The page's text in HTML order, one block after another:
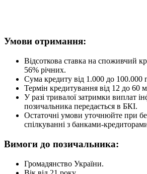
Умови отримання:
Відсоткова ставка на споживчий
56% річних.
Сума кредиту від 1.000 до 100.000
Термін кредитування від 12 до 60
У разі тривалої затримки виплат
позичальника передається в БКІ.
Остаточні умови уточнюйте при
спілкуванні з банками-
Вимоги до позичальника:
Громадянство України.